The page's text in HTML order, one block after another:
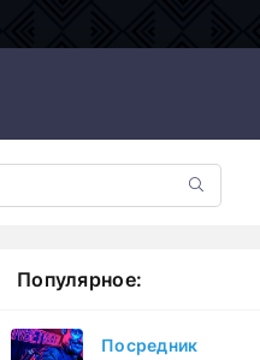
Популярное:
Посредник